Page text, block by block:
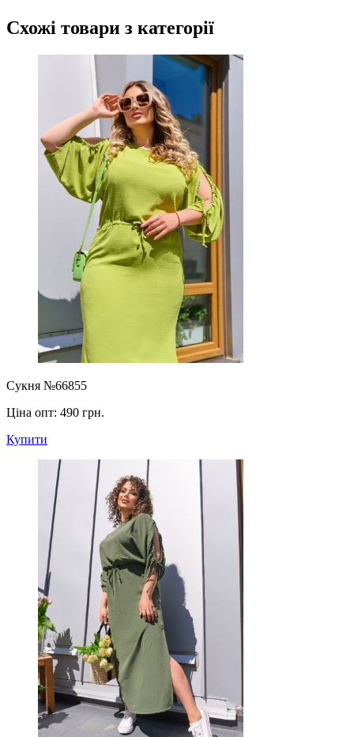
Схожі товари з категорії
Сукня №66855
Ціна опт: 490 грн.
Купити